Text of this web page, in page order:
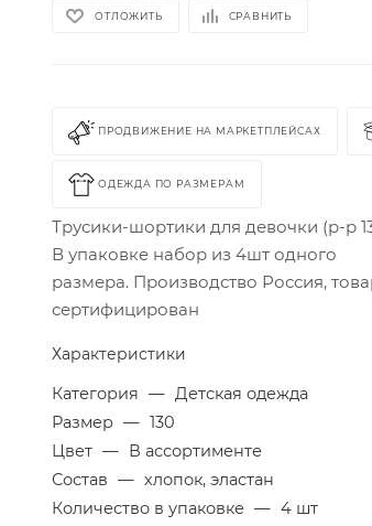
ОТЛОЖИТЬ СРАВНИТЬ
ПРОДВИЖЕНИЕ НА МАРКЕТПЛЕЙСАХ
ОДЕЖДА ПО РАЗМЕРАМ
Трусики-шортики для девочки (р-р
В упаковке набор из 4шт одного
размера. Производство Россия,
сертифицирован
Характеристики
Категория — Детская одежда
Размер — 130
Цвет — В ассортименте
Состав — хлопок, эластан
Количество в упаковке — 4 шт